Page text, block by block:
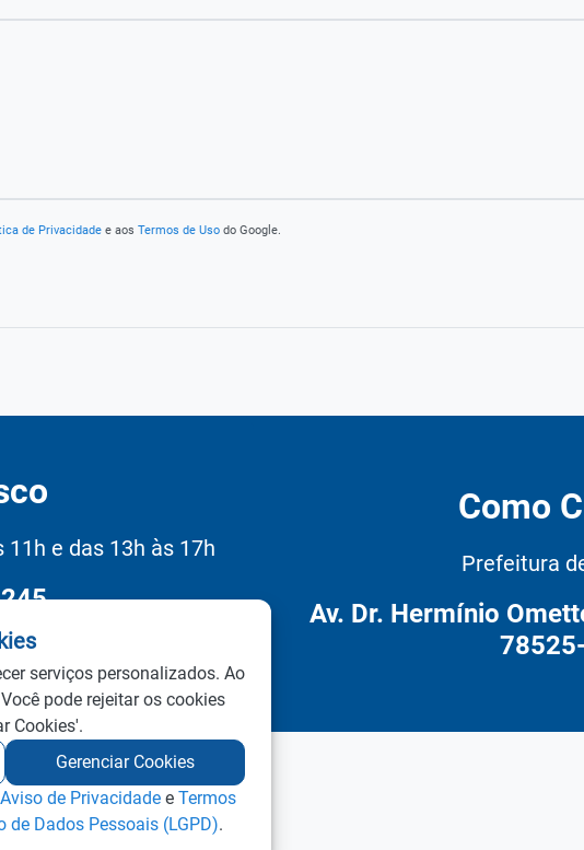
de Privacidade e aos Termos de Uso do Google.
e das 13h às 17h
Como
Prefeitura
Av. Dr. Hermínio
serviços personalizados. Ao
pode rejeitar os cookies
Cookies'.
Gerenciar Cookies
Aviso de Privacidade e Termos
de Dados Pessoais (LGPD).